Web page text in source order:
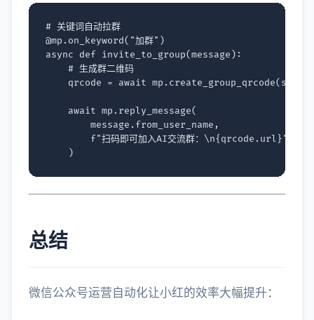
# 关键词自动拉群
@mp . on_keyword( "加群" )
async
def invite_to_group(message ):
# 生成群二维码
qrcode
= await mp . create_group_qrcode(
await mp . reply_message(
message . from_user_name ,
f"扫码即可加入AI交流群： \n{ qrcode . url }"
)
总结
微信公众号运营自动化让小红的效率大幅提升：